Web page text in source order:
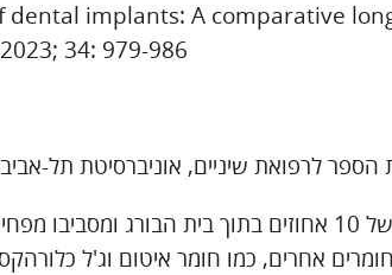
dental implants: A comparative
34: 979-986
לרפואת שיניים, אוניברסיטת תל-אביב
מהמאמר עולה, ששטיפה במי חמצן בריכוז של 10 אחוזים בתוך בית
אחרים, כמו חומר איטום וג'ל